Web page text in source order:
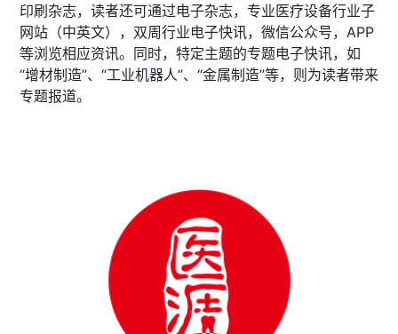
印刷杂志，读者还可通过电子杂志，专业医疗设备行业子
网站（中英文），双周行业电子快讯，微信公众号，APP
等浏览相应资讯。同时，特定主题的专题电子快讯，如
“增材制造”、“工业机器人”、“金属制造”等，则为读者带来
专题报道。